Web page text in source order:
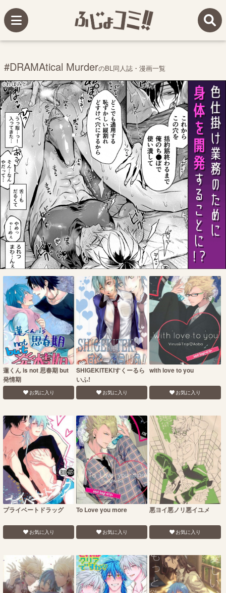
#DRAMAtical MurderのBL同人誌・漫画一覧
蓮くん is not 思春期 but
発情期
お気に入り
SHIGEKITEKIすくーるら
いふ!
お気に入り
with love to you
お気に入り
プライベートドラッグ
お気に入り
To Love you more
お気に入り
悪ヨイ悪ノリ悪イユメ
お気に入り